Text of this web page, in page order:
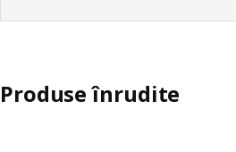
Produse înrudite